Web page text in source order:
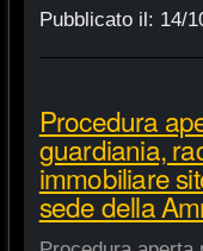
Pubblicato il: 14/
Procedura
guardiania,
immobiliare
sede della